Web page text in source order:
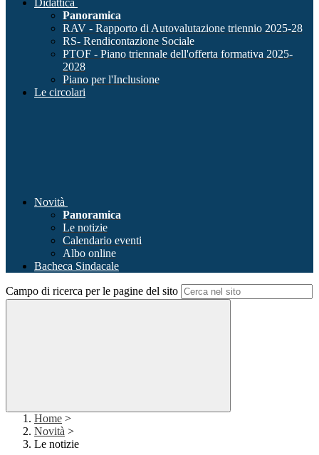
Didattica
Panoramica
RAV - Rapporto di Autovalutazione triennio 2025-28
RS- Rendicontazione Sociale
PTOF - Piano triennale dell'offerta formativa 2025-
2028
Piano per l'Inclusione
Le circolari
Novità
Panoramica
Le notizie
Calendario eventi
Albo online
Bacheca Sindacale
Campo di ricerca per le pagine del sito
Home >
Novità >
Le notizie